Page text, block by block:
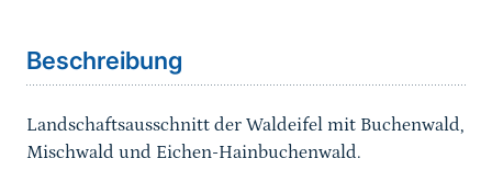
Beschreibung
Landschaftsausschnitt der Waldeifel mit Buchenwald,
Mischwald und Eichen-Hainbuchenwald.